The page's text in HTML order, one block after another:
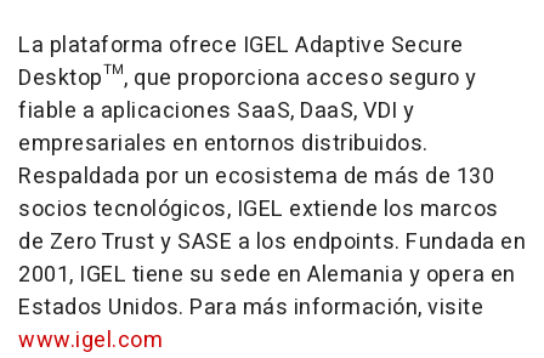
La plataforma ofrece IGEL Adaptive Secure
Desktop™, que proporciona acceso seguro y
fiable a aplicaciones SaaS, DaaS, VDI y
empresariales en entornos distribuidos.
Respaldada por un ecosistema de más de 130
socios tecnológicos, IGEL extiende los marcos
de Zero Trust y SASE a los endpoints. Fundada en
2001, IGEL tiene su sede en Alemania y opera en
Estados Unidos. Para más información, visite
www.igel.com